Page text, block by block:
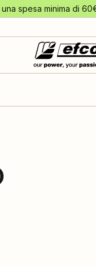
spesa minima di